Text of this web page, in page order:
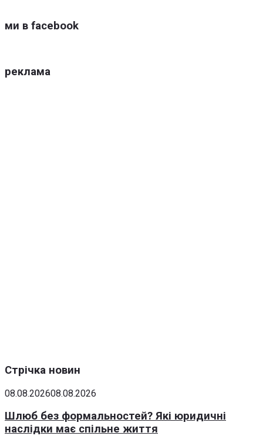
ми в facebook
реклама
Стрічка новин
08.08.202608.08.2026
Шлюб без формальностей? Які юридичні
наслідки має спільне життя